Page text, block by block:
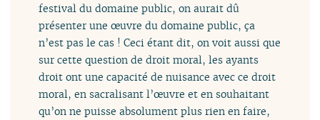
festival du domaine public, on aurait dû
présenter une œuvre du domaine public, ça
n’est pas le cas ! Ceci étant dit, on voit aussi que
sur cette question de droit moral, les ayants
droit ont une capacité de nuisance avec ce droit
moral, en sacralisant l’œuvre et en souhaitant
qu’on ne puisse absolument plus rien en faire,